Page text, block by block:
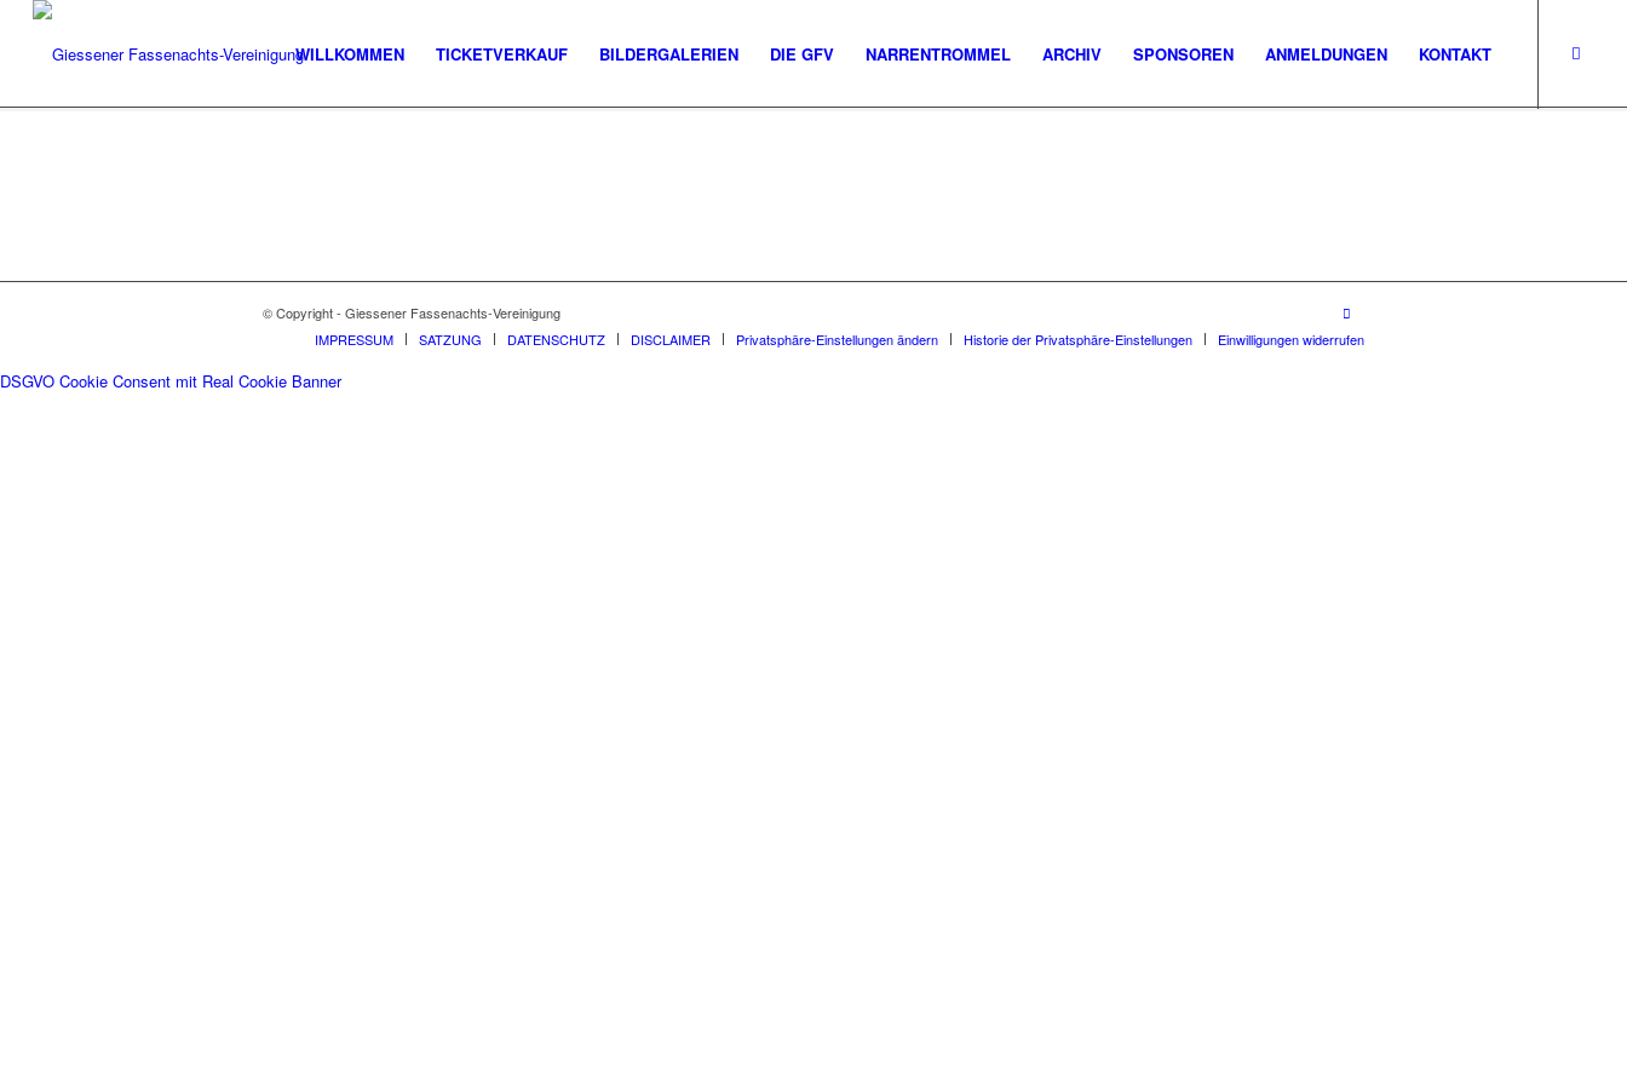
WILLKOMMEN TICKETVERKAUF BILDERGALERIEN DIE GFV NARRENTROMMEL ARCHIV SPONSOREN ANMELDUNGEN KONTAKT
© Copyright - Giessener Fassenachts-Vereinigung
IMPRESSUM
SATZUNG DATENSCHUTZ DISCLAIMER Privatsphäre-Einstellungen ändern Historie der Privatsphäre-Einstellungen Einwilligungen widerrufen
DSGVO Cookie Consent mit Real Cookie Banner